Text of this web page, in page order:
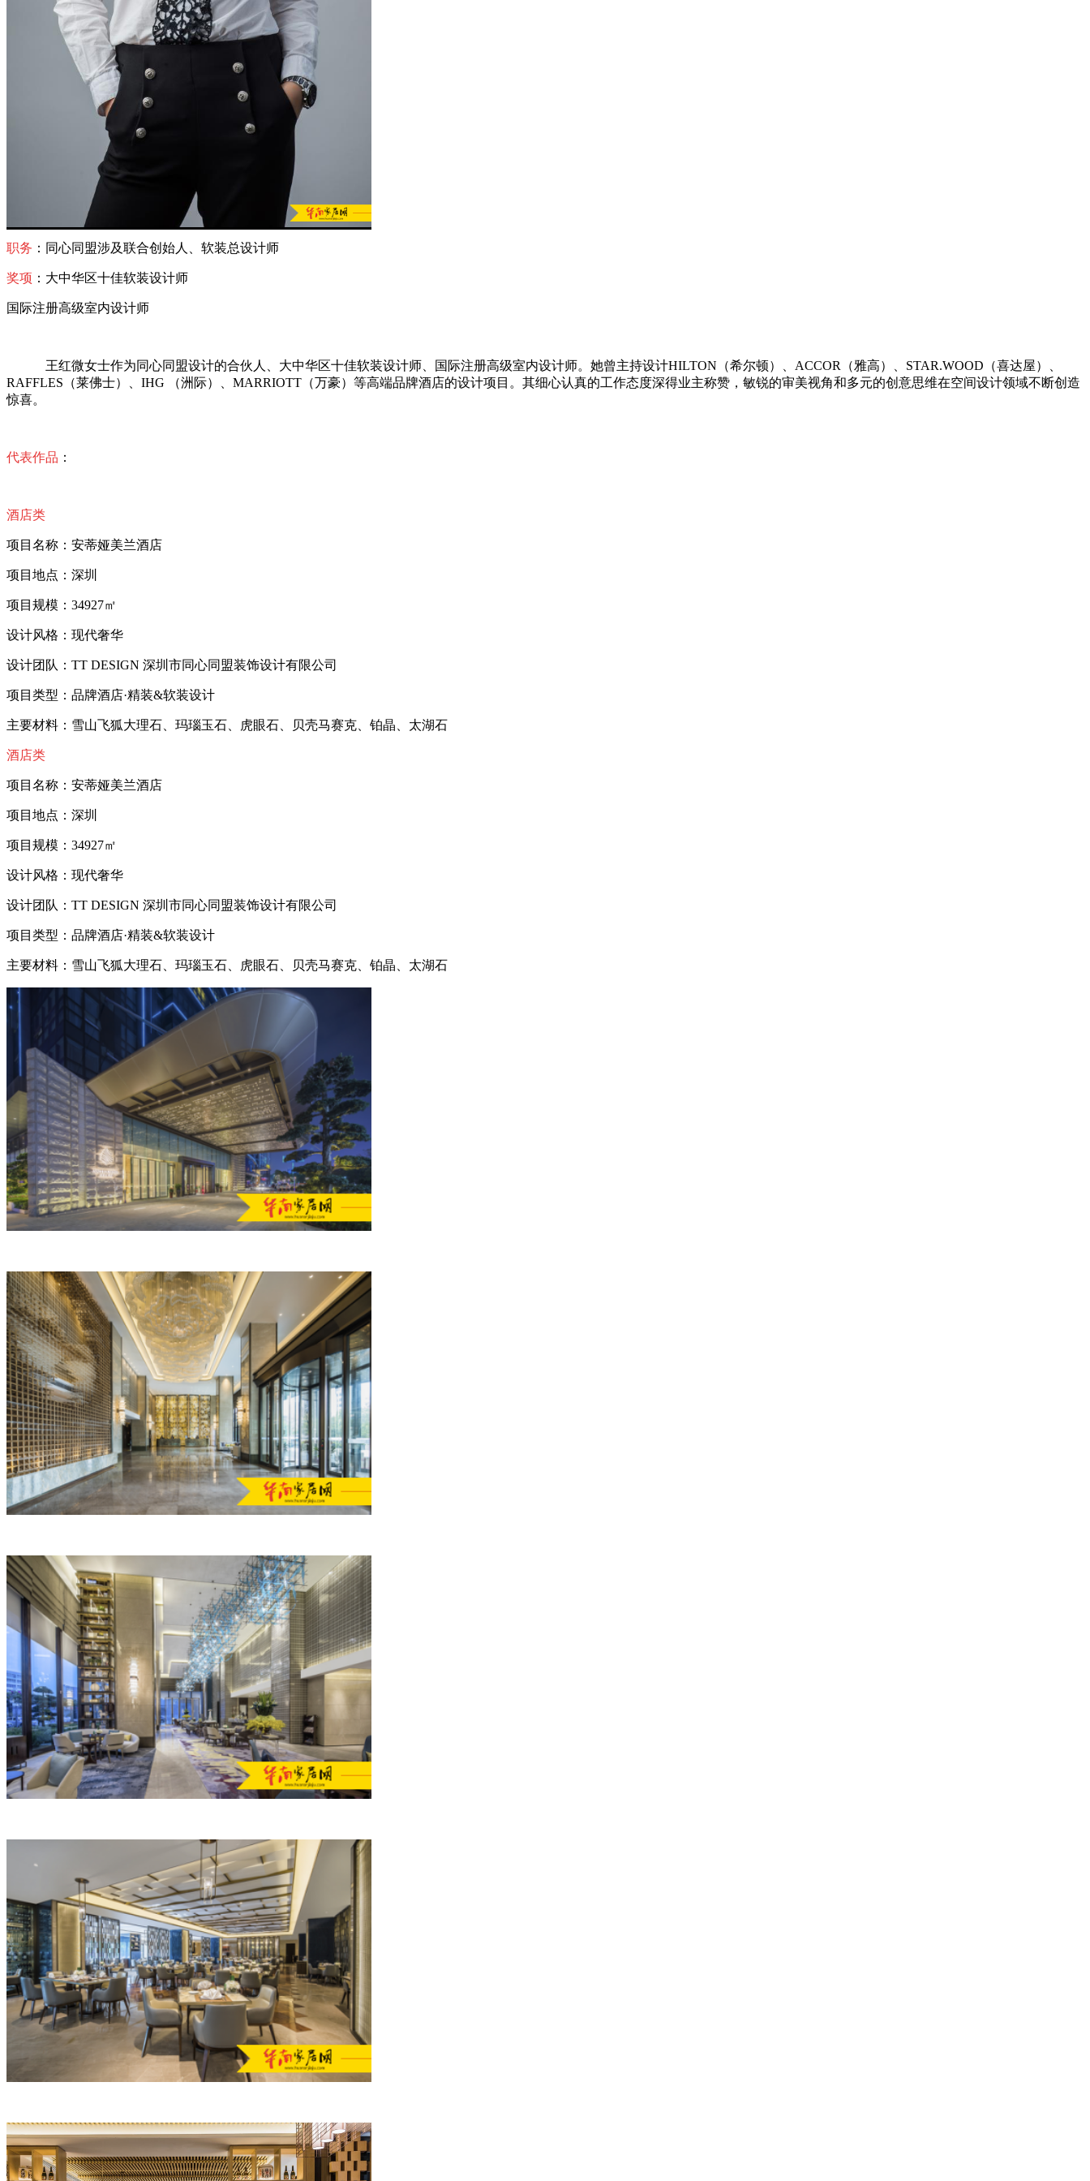
职务 ：同心同盟涉及联合创始人、软装总设计师
奖项 ：大中华区十佳软装设计师
国际注册高级室内设计师
王红微女士作为同心同盟设计的合伙人、大中华区十佳软装设计师、国际注册高级室内设计师。她曾主持设计HILTON（希尔顿）、ACCOR（雅高）、STAR.WOOD（喜达屋）、
RAFFLES（莱佛士）、IHG （洲际）、MARRIOTT（万豪）等高端品牌酒店的设计项目。其细心认真的工作态度深得业主称赞，敏锐的审美视角和多元的创意思维在空间设计领域不断创造
惊喜。
代表作品 ：
酒店类
项目名称：安蒂娅美兰酒店
项目地点：深圳
项目规模：34927㎡
设计风格：现代奢华
设计团队：TT DESIGN 深圳市同心同盟装饰设计有限公司
项目类型：品牌酒店·精装&软装设计
主要材料：雪山飞狐大理石、玛瑙玉石、虎眼石、贝壳马赛克、铂晶、太湖石
酒店类
项目名称：安蒂娅美兰酒店
项目地点：深圳
项目规模：34927㎡
设计风格：现代奢华
设计团队：TT DESIGN 深圳市同心同盟装饰设计有限公司
项目类型：品牌酒店·精装&软装设计
主要材料：雪山飞狐大理石、玛瑙玉石、虎眼石、贝壳马赛克、铂晶、太湖石